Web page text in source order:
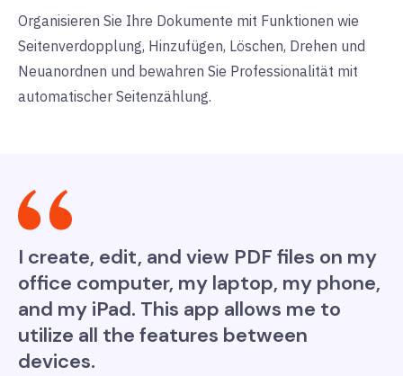
Organisieren Sie Ihre Dokumente mit Funktionen wie
Seitenverdopplung, Hinzufügen, Löschen, Drehen und
Neuanordnen und bewahren Sie Professionalität mit
automatischer Seitenzählung.
I create, edit, and view PDF files on my
office computer, my laptop, my phone,
and my iPad. This app allows me to
utilize all the features between
devices.